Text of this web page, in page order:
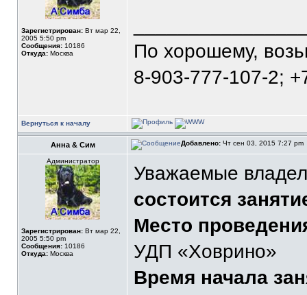
Зарегистрирован: Вт мар 22,
2005 5:50 pm
Сообщения: 10186
Откуда: Москва
По хорошему,
8-903-777-107-2;
Вернуться к началу
Анна & Сим Добавлено: Чт сен 03, 2015 7:27 pm
Администратор
Зарегистрирован: Вт мар 22,
2005 5:50 pm
Сообщения: 10186
Откуда: Москва
Уважаемые
состоится
Место
УДП «Ховрино»
Время начала